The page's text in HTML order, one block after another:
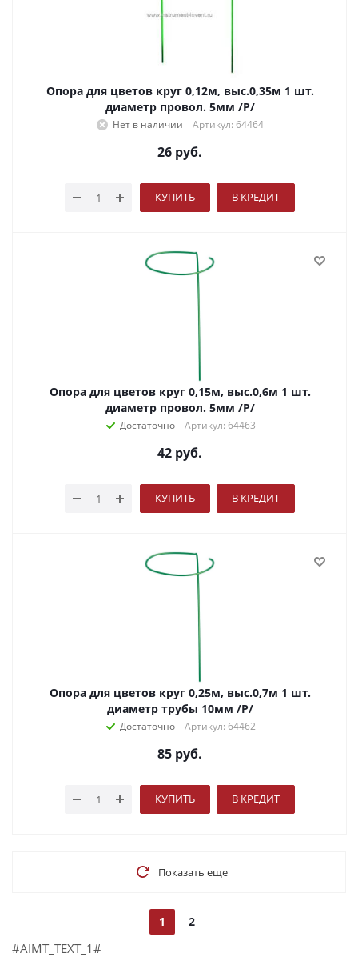
Опора для цветов круг 0,12м, выс.0,35м 1 шт.
диаметр провол. 5мм /Р/
Нет в наличии Артикул: 64464
26 руб.
КУПИТЬ В КРЕДИТ
Опора для цветов круг 0,15м, выс.0,6м 1 шт.
диаметр провол. 5мм /Р/
Достаточно Артикул: 64463
42 руб.
КУПИТЬ В КРЕДИТ
Опора для цветов круг 0,25м, выс.0,7м 1 шт.
диаметр трубы 10мм /Р/
Достаточно Артикул: 64462
85 руб.
КУПИТЬ В КРЕДИТ
Показать еще
1 2
#AIMT_TEXT_1#